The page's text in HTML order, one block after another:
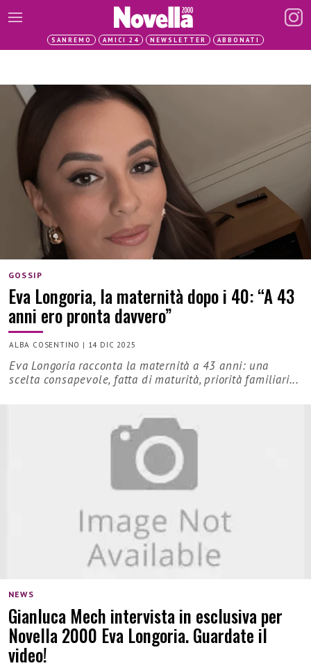
SANREMO AMICI 24 NEWSLETTER ABBONATI
GOSSIP
Eva Longoria, la maternità dopo i 40: “A 43
anni ero pronta davvero”
ALBA COSENTINO | 14 DIC 2025
Eva Longoria racconta la maternità a 43 anni: una
scelta consapevole, fatta di maturità, priorità familiari...
NEWS
Gianluca Mech intervista in esclusiva per
Novella 2000 Eva Longoria. Guardate il
video!